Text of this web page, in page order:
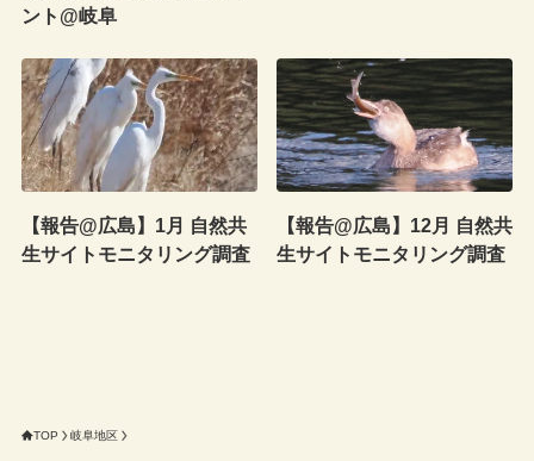
ント@岐阜
【報告@広島】1月 自然共
生サイトモニタリング調査
【報告@広島】12月 自然共
生サイトモニタリング調査
TOP 岐阜地区